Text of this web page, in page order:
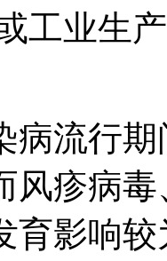
工业生
病流行
风疹病
育影响